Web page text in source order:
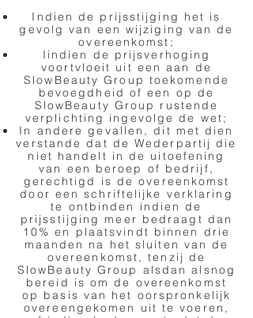
Indien de prijsstijging het is
gevolg van een wijziging van de
overeenkomst;
Iindien de prijsverhoging
voortvloeit uit een aan de
SlowBeauty Group toekomende
bevoegdheid of een op de
SlowBeauty Group rustende
verplichting ingevolge de wet;
In andere gevallen, dit met dien
verstande dat de Wederpartij die
niet handelt in de uitoefening
van een beroep of bedrijf,
gerechtigd is de overeenkomst
door een schriftelijke verklaring
te ontbinden indien de
prijsstijging meer bedraagt dan
10% en plaatsvindt binnen drie
maanden na het sluiten van de
overeenkomst, tenzij de
SlowBeauty Group alsdan alsnog
bereid is om de overeenkomst
op basis van het oorspronkelijk
overeengekomen uit te voeren,